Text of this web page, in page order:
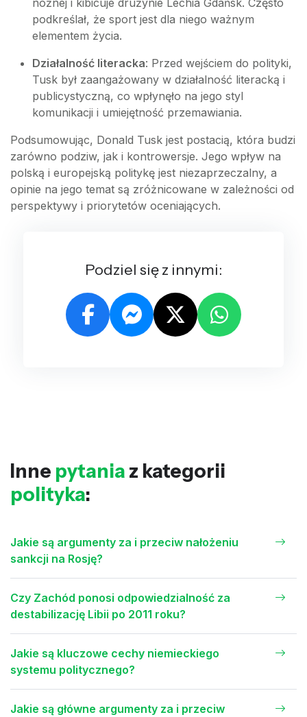
nożnej i kibicuje drużynie Lechia Gdańsk. Często
podkreślał, że sport jest dla niego ważnym
elementem życia.
Działalność literacka: Przed wejściem do polityki,
Tusk był zaangażowany w działalność literacką i
publicystyczną, co wpłynęło na jego styl
komunikacji i umiejętność przemawiania.
Podsumowując, Donald Tusk jest postacią, która budzi
zarówno podziw, jak i kontrowersje. Jego wpływ na
polską i europejską politykę jest niezaprzeczalny, a
opinie na jego temat są zróżnicowane w zależności od
perspektywy i priorytetów oceniających.
Podziel się z innymi:
Inne pytania z kategorii
polityka:
Jakie są argumenty za i przeciw nałożeniu
sankcji na Rosję?
Czy Zachód ponosi odpowiedzialność za
destabilizację Libii po 2011 roku?
Jakie są kluczowe cechy niemieckiego
systemu politycznego?
Jakie są główne argumenty za i przeciw